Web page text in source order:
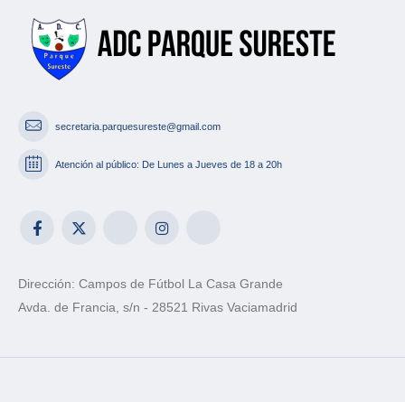
secretaria.parquesureste@gmail.com
Atención al público: De Lunes a Jueves de 18 a 20h
Dirección: Campos de Fútbol La Casa Grande
Avda. de Francia, s/n - 28521 Rivas Vaciamadrid